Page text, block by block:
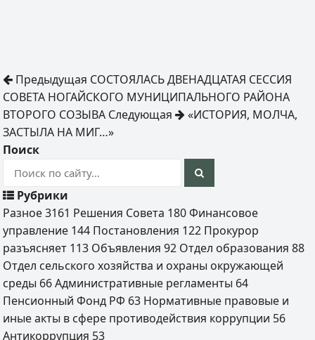
Предыдущая СОСТОЯЛАСЬ ДВЕНАДЦАТАЯ СЕССИЯ
СОВЕТА НОГАЙСКОГО МУНИЦИПАЛЬНОГО РАЙОНА
ВТОРОГО СОЗЫВА Следующая
«ИСТОРИЯ, МОЛЧА,
ЗАСТЫЛА НА МИГ…»
Поиск
Рубрики
Разное3161 Решения Совета 180 Финансовое
управление 144 Постановления 122 Прокурор
разъясняет 113 Объявления92 Отдел образования88
Отдел сельского хозяйства и охраны окружающей
среды 66 Административные регламенты 64
Пенсионный Фонд РФ 63 Нормативные правовые и
иные акты в сфере противодействия коррупции 56
Антикоррупция 53